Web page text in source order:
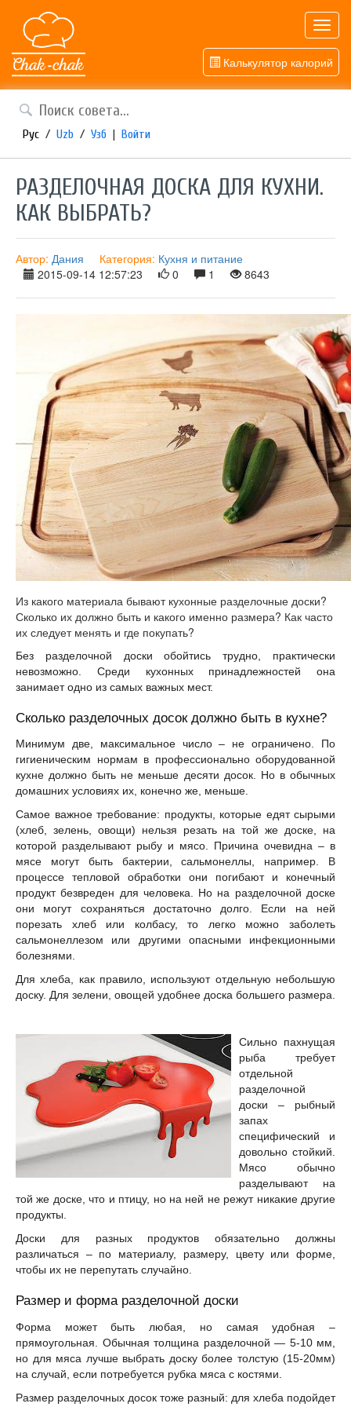
Калькулятор калорий
Рус / Uzb / Узб | Войти
РАЗДЕЛОЧНАЯ ДОСКА ДЛЯ КУХНИ.
КАК ВЫБРАТЬ?
Автор: Дания Категория: Кухня и питание
2015-09-14 12:57:23
0 1 8643
Из какого материала бывают кухонные разделочные доски?
Сколько их должно быть и какого именно размера? Как часто
их следует менять и где покупать?
Без разделочной доски обойтись трудно, практически
невозможно. Среди кухонных принадлежностей она
занимает одно из самых важных мест.
Сколько разделочных досок должно быть в кухне?
Минимум две, максимальное число – не ограничено. По
гигиеническим нормам в профессионально оборудованной
кухне должно быть не меньше десяти досок. Но в обычных
домашних условиях их, конечно же, меньше.
Самое важное требование: продукты, которые едят сырыми
(хлеб, зелень, овощи) нельзя резать на той же доске, на
которой разделывают рыбу и мясо. Причина очевидна – в
мясе могут быть бактерии, сальмонеллы, например. В
процессе тепловой обработки они погибают и конечный
продукт безвреден для человека. Но на разделочной доске
они могут сохраняться достаточно долго. Если на ней
порезать хлеб или колбасу, то легко можно заболеть
сальмонеллезом или другими опасными инфекционными
болезнями.
Для хлеба, как правило, используют отдельную небольшую
доску. Для зелени, овощей удобнее доска большего размера.
Сильно пахнущая
рыба требует
отдельной
разделочной
доски – рыбный
запах
специфический и
довольно стойкий.
Мясо обычно
разделывают на
той же доске, что и птицу, но на ней не режут никакие другие
продукты.
Доски для разных продуктов обязательно должны
различаться – по материалу, размеру, цвету или форме,
чтобы их не перепутать случайно.
Размер и форма разделочной доски
Форма может быть любая, но самая удобная –
прямоугольная. Обычная толщина разделочной — 5-10 мм,
но для мяса лучше выбрать доску более толстую (15-20мм)
на случай, если потребуется рубка мяса с костями.
Размер разделочных досок тоже разный: для хлеба подойдет